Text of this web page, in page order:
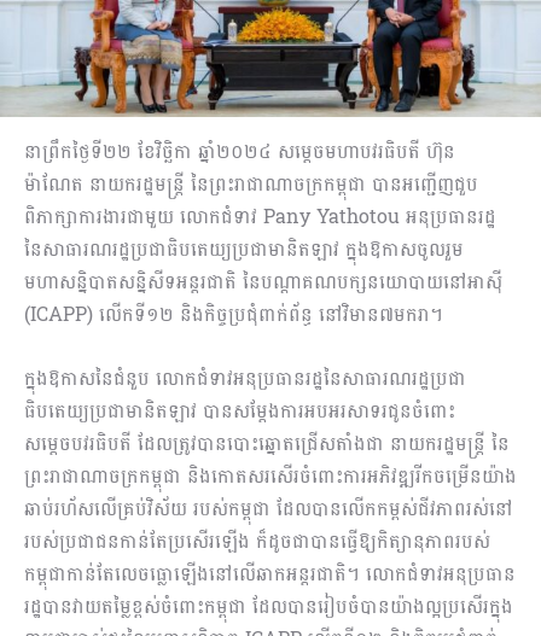
នាព្រឹកថ្ងៃទី២២ ខែវិច្ឆិកា ឆ្នាំ២០២៤ សម្តេចមហាបវរធិបតី ហ៊ុន
ម៉ាណែត នាយករដ្ឋមន្ត្រី នៃព្រះរាជាណាចក្រកម្ពុជា បានអញ្ជើញជួប
ពិភាក្សាការងារជាមួយ លោកជំទាវ Pany Yathotou អនុប្រធានរដ្ឋ
នៃសាធារណរដ្ឋប្រជាធិបតេយ្យប្រជាមានិតឡាវ ក្នុងឱកាសចូលរួម
មហាសន្និបាតសន្និសីទអន្តរជាតិ នៃបណ្តាគណបក្សនយោបាយនៅអាស៊ី
(ICAPP)​ លេីកទី១២​ និងកិច្ចប្រជុំពាក់ព័ន្ធ នៅវិមាន៧មករា។
ក្នុងឱកាសនៃជំនួប លោកជំទាវអនុប្រធានរដ្ឋនៃសាធារណរដ្ឋប្រជា
ធិបតេយ្យប្រជាមានិតឡាវ បានសម្តែងការអបអរសាទរជូនចំពោះ
សម្ដេចបវរធិបតី ដែលត្រូវបានបោះឆ្នោតជ្រើសតាំងជា នាយករដ្ឋមន្ត្រី នៃ
ព្រះរាជាណាចក្រកម្ពុជា និងកោតសរសើរចំពោះការអភិវឌ្ឍរីកចម្រើនយ៉ាង
ឆាប់រហ័សលើគ្រប់វិស័យ របស់កម្ពុជា ដែលបានលើកកម្ពស់ជីវភាពរស់នៅ
របស់ប្រជាជនកាន់តែប្រសើរឡើង ក៏ដូចជាបានធ្វេីឱ្យកិត្យានុភាពរបស់
កម្ពុជាកាន់តែលេចធ្លោឡេីងនៅលើឆាកអន្តរជាតិ។ លោកជំទាវអនុប្រធាន
រដ្ឋបានវាយតម្លៃខ្ពស់ចំពោះកម្ពុជា ដែលបានរៀបចំបានយ៉ាងល្អប្រសើរក្នុង